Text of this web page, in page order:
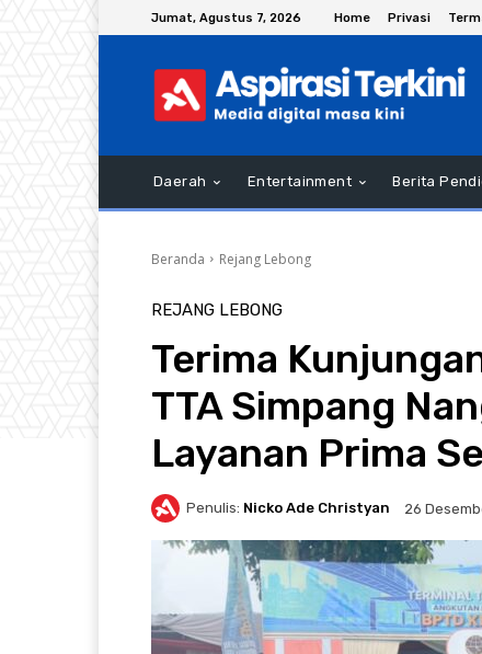
Jumat, Agustus 7, 2026 Home Privasi
Daerah Entertainment Berita
Beranda Rejang Lebong
REJANG LEBONG
Terima
TTA Simpang
Layanan Prima
Penulis: Nicko Ade Christyan 26